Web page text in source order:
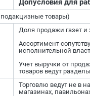
Допусловия для
товары)
Доля продажи газет и
Ассортимент
исполнительной
Учет выручки от
товаров ведут
Торговлю ведут не в
магазинах,